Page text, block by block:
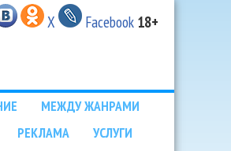
X Facebook 18+
МЕЖДУ ЖАНРАМИ
РЕКЛАМА
УСЛУГИ